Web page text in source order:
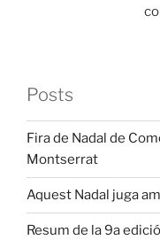
Posts
Fira de Nadal de
Montserrat
Aquest Nadal juga
Resum de la 9a